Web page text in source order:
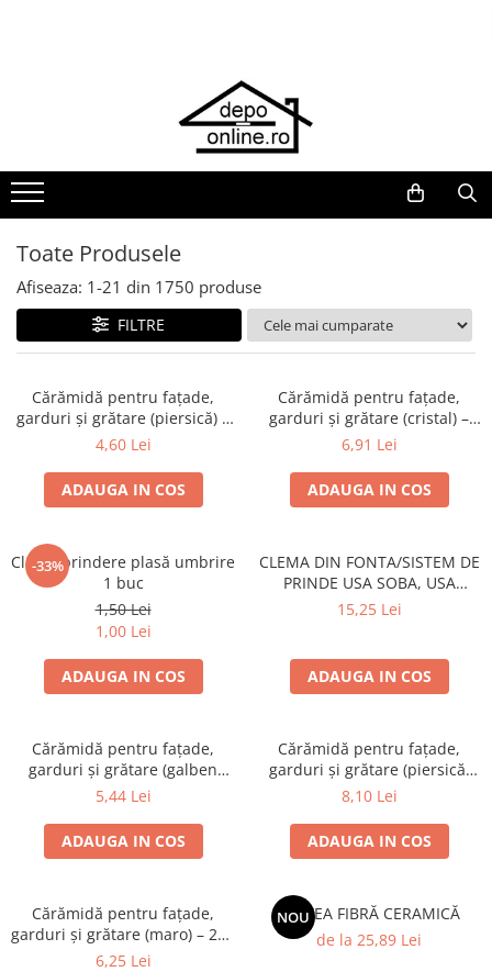
Grătare barbeque din fontă
România
PLITE DIN FONTĂ
GRĂTARE DE GRĂDINĂ
Cuptoare de pizza
Grătare din fontă
Grătare electrice
GRĂTARE PE GAZ
UȘI DIN FONTĂ
Uși de cuptor
Uși pentru sobă și șemineu
VASE DE GĂTIT
Vase pentru gătit din fontă
Vase pentru gătit din inox
Vase pentru gătit din oțel
REDUCERI VASE DIN FONTĂ
ACCESORII SOBĂ, ȘEMINEU ȘI
CUPTOR
Toate Produsele
Afiseaza: 1-21 din 1750 produse
FILTRE
Cărămidă pentru fațade,
garduri și grătare (piersică) –
250 × 120 × 65 mm
4,60 Lei
ADAUGA IN COS
Cărămidă pentru fațade,
garduri și grătare (cristal) –
250 × 120 × 65 mm
6,91 Lei
ADAUGA IN COS
-33%
Clemă prindere plasă umbrire
1 buc
1,50 Lei
1,00 Lei
ADAUGA IN COS
CLEMA DIN FONTA/SISTEM DE
PRINDE USA SOBA, USA
SEMINEU
15,25 Lei
ADAUGA IN COS
Cărămidă pentru fațade,
garduri și grătare (galben
corsica) – 250 × 120 × 65 mm
5,44 Lei
ADAUGA IN COS
Cărămidă pentru fațade,
garduri și grătare (piersică,
colț rotunjit) – 250 × 120 × 65
8,10 Lei
ADAUGA IN COS
Cărămidă pentru fațade,
garduri și grătare (maro) – 250
× 120 × 65 mm
6,25 Lei
NOU
SALTEA FIBRĂ CERAMICĂ
de la 25,89 Lei